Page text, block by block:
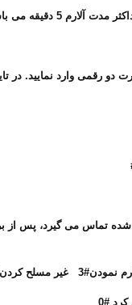
بصورت بیصدا (حدف آژیر) عمل می نماید.
#0